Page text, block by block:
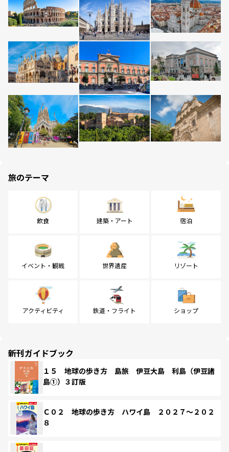
旅のテーマ
飲食 建築・アート 宿泊
イベント・観戦 世界遺産 リゾート
アクティビティ 鉄道・フライト ショップ
新刊ガイドブック
１５ 地球の歩き方 島旅 伊豆大島 利島（伊豆諸
島①）３訂版
Ｃ０２ 地球の歩き方 ハワイ島 ２０２７～２０２
８